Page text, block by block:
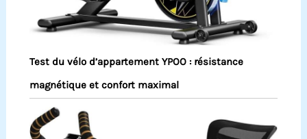
Test du vélo d’appartement YPOO : résistance
magnétique et confort maximal